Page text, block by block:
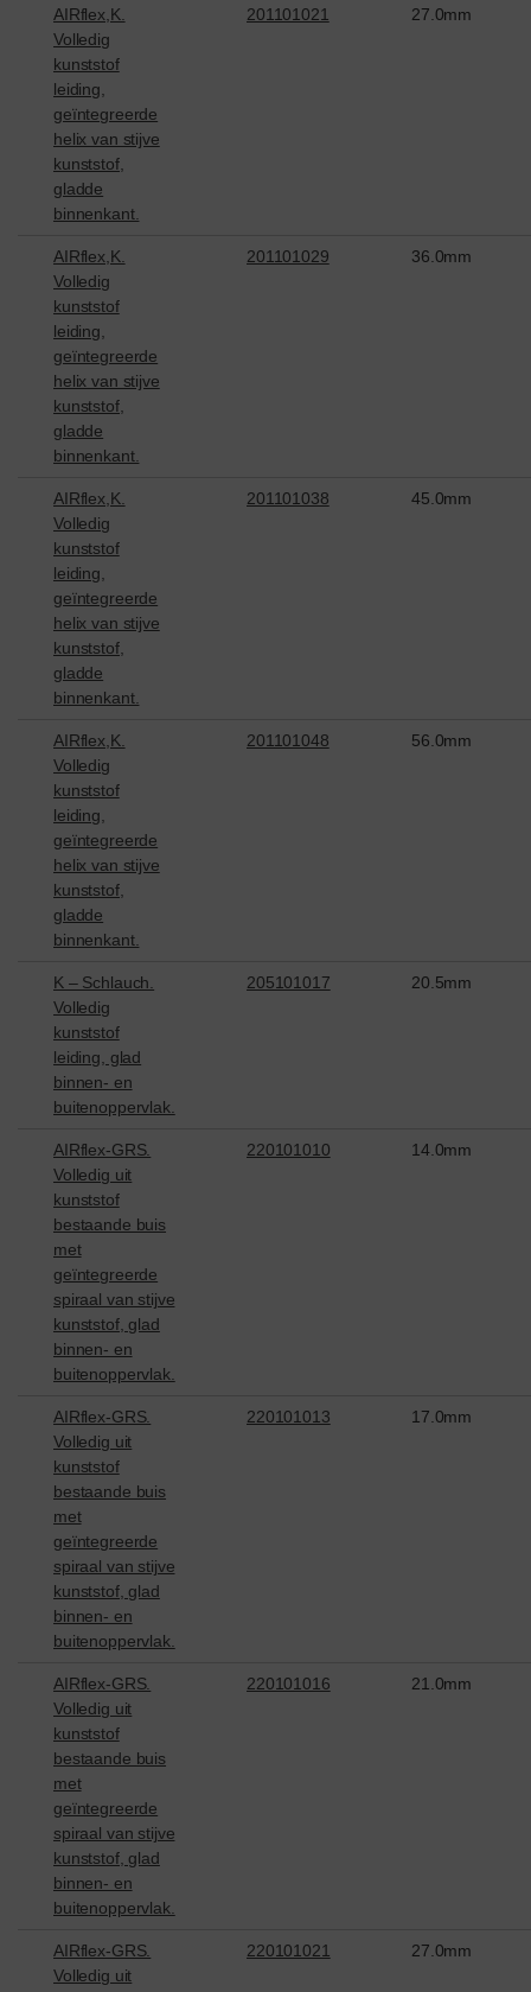
AIRflex,K.
Volledig
kunststof
leiding,
geïntegreerde
helix van stijve
kunststof,
gladde
binnenkant.
201101021 27.0mm
AIRflex,K.
Volledig
kunststof
leiding,
geïntegreerde
helix van stijve
kunststof,
gladde
binnenkant.
201101029 36.0mm
AIRflex,K.
Volledig
kunststof
leiding,
geïntegreerde
helix van stijve
kunststof,
gladde
binnenkant.
201101038 45.0mm
AIRflex,K.
Volledig
kunststof
leiding,
geïntegreerde
helix van stijve
kunststof,
gladde
binnenkant.
201101048 56.0mm
K – Schlauch.
Volledig
kunststof
leiding, glad
binnen- en
buitenoppervlak.
205101017 20.5mm
AIRflex-GRS.
Volledig uit
kunststof
bestaande buis
met
geïntegreerde
spiraal van stijve
kunststof, glad
binnen- en
buitenoppervlak.
220101010 14.0mm
AIRflex-GRS.
Volledig uit
kunststof
bestaande buis
met
geïntegreerde
spiraal van stijve
kunststof, glad
binnen- en
buitenoppervlak.
220101013 17.0mm
AIRflex-GRS.
Volledig uit
kunststof
bestaande buis
met
geïntegreerde
spiraal van stijve
kunststof, glad
binnen- en
buitenoppervlak.
220101016 21.0mm
AIRflex-GRS.
Volledig uit
220101021 27.0mm